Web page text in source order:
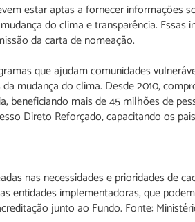
estar aptas a fornecer informações
do clima e transparência. Essas
da carta de nomeação.
que ajudam comunidades
mudança do clima. Desde 2010,
beneficiando mais de 45 milhões de
Direto Reforçado, capacitando os
nas necessidades e prioridades de
entidades implementadoras, que
junto ao Fundo. Fonte: